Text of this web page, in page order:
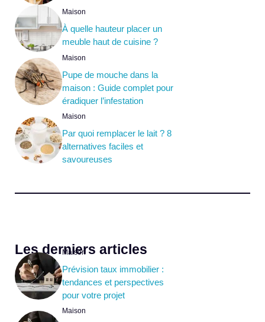
Maison
À quelle hauteur placer un
meuble haut de cuisine ?
Maison
Pupe de mouche dans la
maison : Guide complet pour
éradiquer l’infestation
Maison
Par quoi remplacer le lait ? 8
alternatives faciles et
savoureuses
Les derniers articles
Maison
Prévision taux immobilier :
tendances et perspectives
pour votre projet
Maison